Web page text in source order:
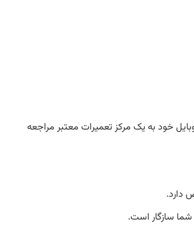
خود به یک مرکز تعمیرات معتبر مراجعه